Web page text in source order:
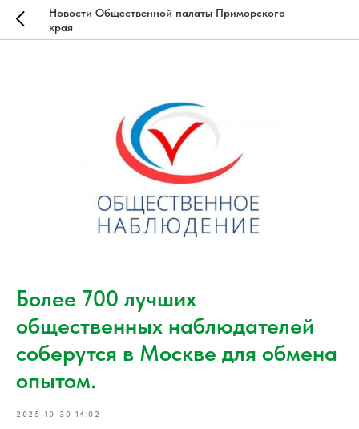
Новости Общественной палаты Приморского
края
Более 700 лучших
общественных наблюдателей
соберутся в Москве для обмена
опытом.
2025-10-30 14:02